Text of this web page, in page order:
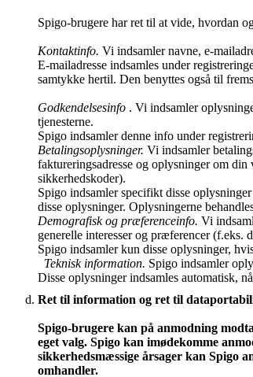
Spigo-brugere har ret til at vide, hvordan
Kontaktinfo. Vi indsamler navne, e-
E-mailadresse indsamles under
samtykke hertil. Den benyttes også til
Godkendelsesinfo . Vi indsamler
tjenesterne.
Spigo indsamler denne info under
Betalingsoplysninger. Vi indsamler
faktureringsadresse og oplysninger om
sikkerhedskoder).
Spigo indsamler specifikt disse
disse oplysninger. Oplysningerne
Demografisk og præferenceinfo. Vi
generelle interesser og præferencer (f.eks.
Spigo indsamler kun disse oplysninger,
Teknisk information. Spigo indsamler
Disse oplysninger indsamles automatisk,
Ret til information og ret til
Spigo-brugere kan på anmodning
eget valg. Spigo kan imødekomme
sikkerhedsmæssige årsager kan Spigo
omhandler.